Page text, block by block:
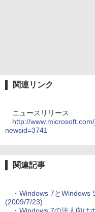
関連リンク
ニュースリリース
http://
newsid=3741
関連記事
・ Windows 7とWindows
(2009/7/23)